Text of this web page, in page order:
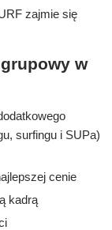
zajmie się
w
surfingu i SUPa)
cenie
kadrą